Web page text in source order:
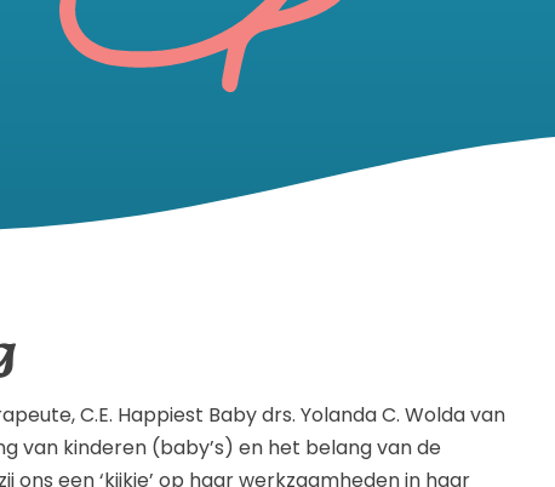
C.E. Happiest Baby drs. Yolanda C. Wolda van
van kinderen (baby’s) en het belang van de
een ‘kijkje’ op haar werkzaamheden in haar